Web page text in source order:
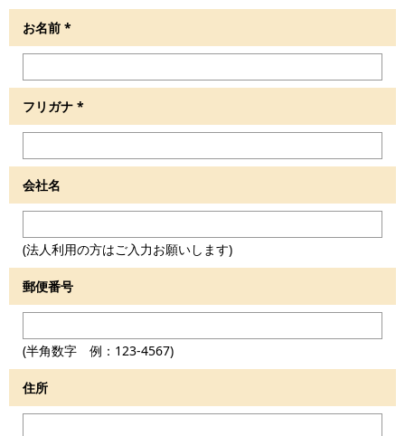
お名前 *
フリガナ *
会社名
(法人利用の方はご入力お願いします)
郵便番号
(半角数字 例：123-4567)
住所